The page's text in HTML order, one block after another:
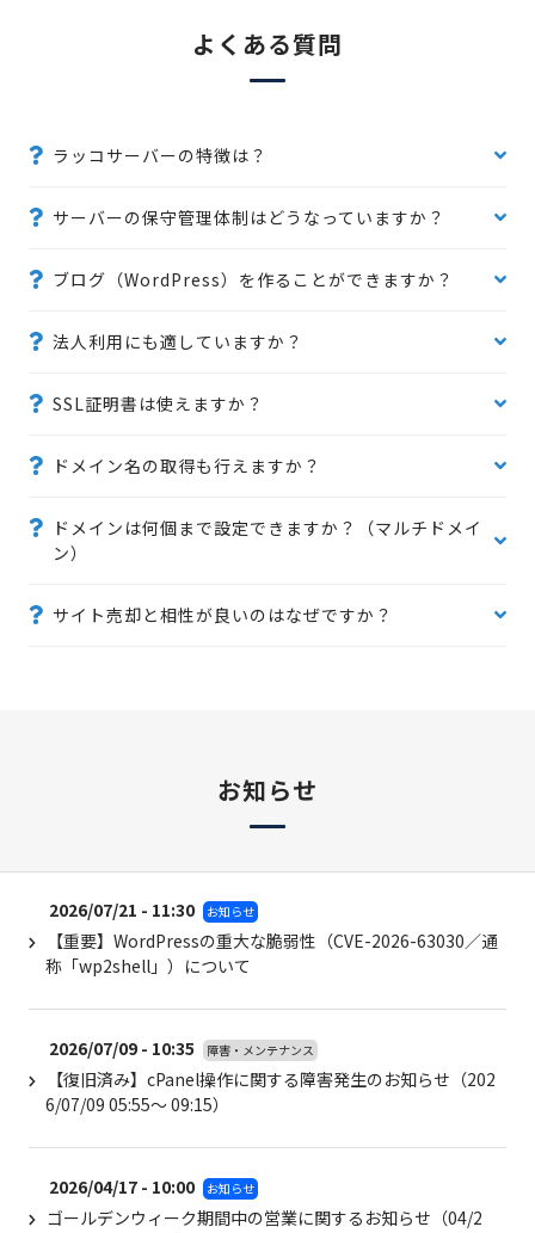
よくある質問
ラッコサーバーの特徴は？
サーバーの保守管理体制はどうなっていますか？
ブログ（WordPress）を作ることができますか？
法人利用にも適していますか？
SSL証明書は使えますか？
ドメイン名の取得も行えますか？
ドメインは何個まで設定できますか？（マルチドメイ
ン）
サイト売却と相性が良いのはなぜですか？
お知らせ
2026/07/21 - 11:30 お知らせ
【重要】WordPressの重大な脆弱性（CVE-2026-63030／通
称「wp2shell」）について
2026/07/09 - 10:35 障害・メンテナンス
【復旧済み】cPanel操作に関する障害発生のお知らせ（202
6/07/09 05:55～ 09:15）
2026/04/17 - 10:00 お知らせ
ゴールデンウィーク期間中の営業に関するお知らせ（04/2